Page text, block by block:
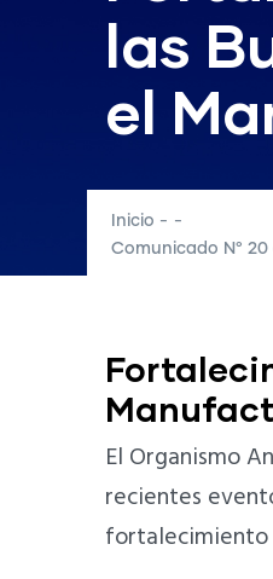
las
el
Inicio - -
Comunicado N°
El Organismo
recientes
fortalecimiento